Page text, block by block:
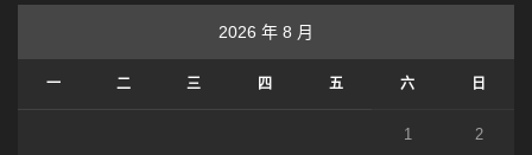
2026 年 8 月
一 二 三 四 五 六 日
1 2